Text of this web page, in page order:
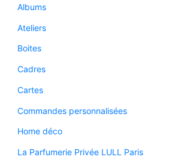
Albums
Ateliers
Boites
Cadres
Cartes
Commandes personnalisées
Home déco
La Parfumerie Privée LULL Paris